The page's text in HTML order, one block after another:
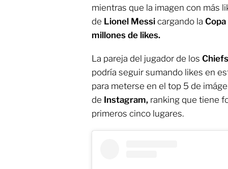
mientras que la imagen con más
de Lionel Messi cargando la
millones de likes.
La pareja del jugador de los Chiefs
podría seguir sumando likes en
para meterse en el top 5 de
de Instagram, ranking que tiene
primeros cinco lugares.